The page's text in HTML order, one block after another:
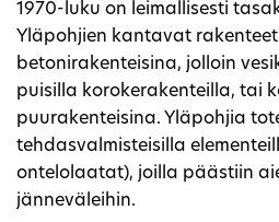
1970-luku on leimallisesti
Yläpohjien kantavat
betonirakenteisina, jolloin
puisilla korokerakenteilla, tai
puurakenteisina. Yläpohjia
tehdasvalmisteisilla
ontelolaatat), joilla päästiin
jänneväleihin.